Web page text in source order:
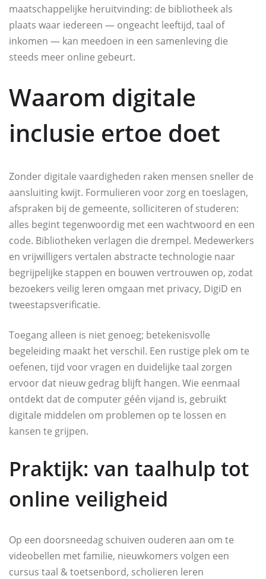
maatschappelijke heruitvinding: de bibliotheek als
plaats waar iedereen — ongeacht leeftijd, taal of
inkomen — kan meedoen in een samenleving die
steeds meer online gebeurt.
Waarom digitale
inclusie ertoe doet
Zonder digitale vaardigheden raken mensen sneller de
aansluiting kwijt. Formulieren voor zorg en toeslagen,
afspraken bij de gemeente, solliciteren of studeren:
alles begint tegenwoordig met een wachtwoord en een
code. Bibliotheken verlagen die drempel. Medewerkers
en vrijwilligers vertalen abstracte technologie naar
begrijpelijke stappen en bouwen vertrouwen op, zodat
bezoekers veilig leren omgaan met privacy, DigiD en
tweestapsverificatie.
Toegang alleen is niet genoeg; betekenisvolle
begeleiding maakt het verschil. Een rustige plek om te
oefenen, tijd voor vragen en duidelijke taal zorgen
ervoor dat nieuw gedrag blijft hangen. Wie eenmaal
ontdekt dat de computer géén vijand is, gebruikt
digitale middelen om problemen op te lossen en
kansen te grijpen.
Praktijk: van taalhulp tot
online veiligheid
Op een doorsneedag schuiven ouderen aan om te
videobellen met familie, nieuwkomers volgen een
cursus taal & toetsenbord, scholieren leren